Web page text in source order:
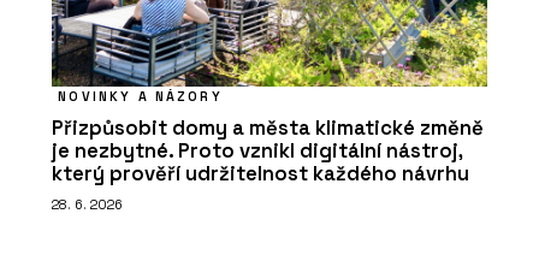
NOVINKY A NÁZORY
Přizpůsobit domy a města klimatické změně
je nezbytné. Proto vznikl digitální nástroj,
který prověří udržitelnost každého návrhu
28. 6. 2026